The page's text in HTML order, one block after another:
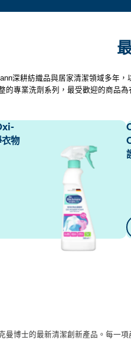
深耕紡織品與居家清潔領域多年
的專業洗劑系列，最受歡迎的商品
物
曼博士的最新清潔創新產品。每一